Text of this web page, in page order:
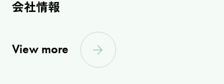
会社情報
View more